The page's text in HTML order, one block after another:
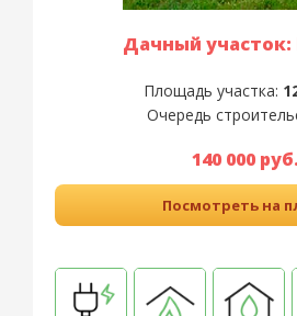
Дачный участок:
Площадь участка:
Очередь
140 000 руб.
Посмотреть на